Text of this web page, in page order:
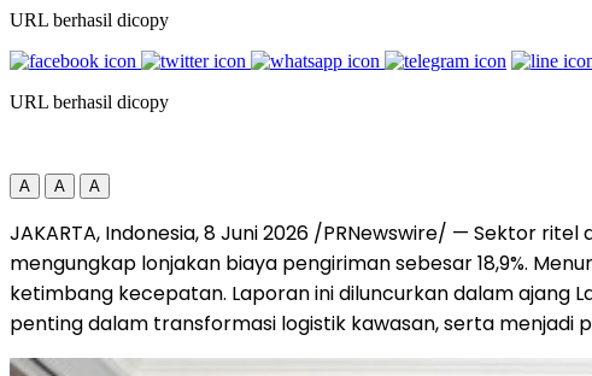
URL berhasil dicopy
URL berhasil dicopy
A A A
JAKARTA, Indonesia, 8 Juni 2026 /PRNewswire/ — Sektor
mengungkap lonjakan biaya pengiriman sebesar 18,9%.
ketimbang kecepatan. Laporan ini diluncurkan dalam ajang
penting dalam transformasi logistik kawasan, serta menjadi